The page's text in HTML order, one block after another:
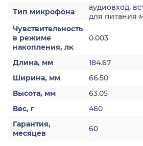
Тип микрофона
аудиовход,
для питания
Чувствительность
в режиме
накопления, лк
0.003
Длина, мм
184.67
Ширина, мм
66.50
Высота, мм
63.05
Вес, г
460
Гарантия,
месяцев
60